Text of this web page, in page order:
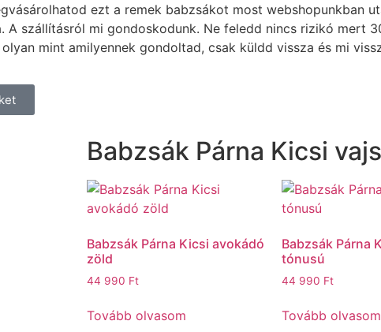
ezt a remek babzsákot most webshopunkban
A szállításról mi gondoskodunk. Ne feledd nincs rizikó mert
mint amilyennek gondoltad, csak küldd vissza és mi
Babzsák Párna Kicsi
Babzsák Párna Kicsi avokádó
zöld
44 990 Ft
Tovább olvasom
Babzsák Párna
tónusú
44 990 Ft
Tovább olvasom